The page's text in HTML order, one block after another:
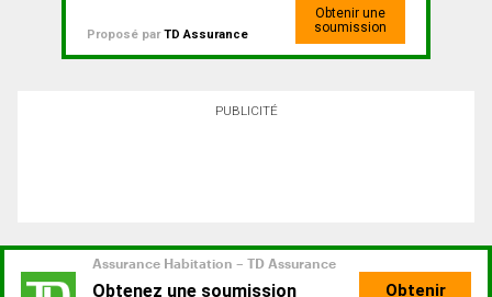
Proposé parTD Assurance
Obtenir une
soumission
PUBLICITÉ